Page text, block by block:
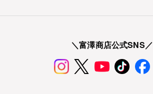
＼富澤商店公式SNS／